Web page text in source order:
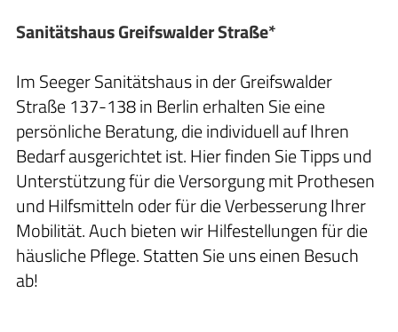
Sanitätshaus Greifswalder Straße*
Im Seeger Sanitätshaus in der Greifswalder
Straße 137-138 in Berlin erhalten Sie eine
persönliche Beratung, die individuell auf Ihren
Bedarf ausgerichtet ist. Hier finden Sie Tipps und
Unterstützung für die Versorgung mit Prothesen
und Hilfsmitteln oder für die Verbesserung Ihrer
Mobilität. Auch bieten wir Hilfestellungen für die
häusliche Pflege. Statten Sie uns einen Besuch
ab!